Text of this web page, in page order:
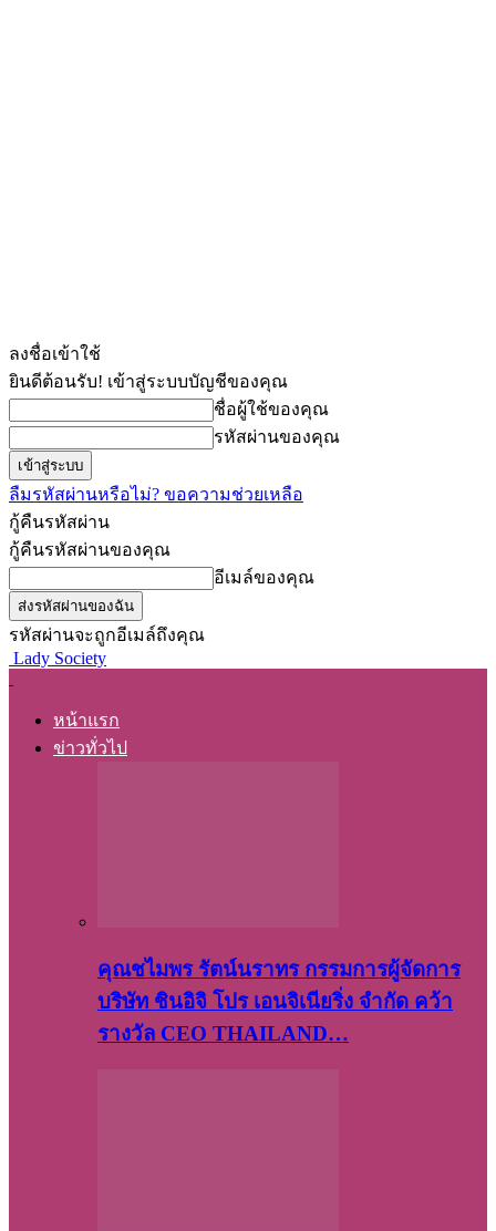
ลงชื่อเข้าใช้
ยินดีต้อนรับ! เข้าสู่ระบบบัญชีของคุณ
ชื่อผู้ใช้ของคุณ
รหัสผ่านของคุณ
ลืมรหัสผ่านหรือไม่? ขอความช่วยเหลือ
กู้คืนรหัสผ่าน
กู้คืนรหัสผ่านของคุณ
อีเมล์ของคุณ
รหัสผ่านจะถูกอีเมล์ถึงคุณ
Lady Society
หน้าแรก
ข่าวทั่วไป
คุณชไมพร​ รัตน์​นรา​ทร​ กรรมการ​ผู้จัดการ
บริษัท​ ชินอิจิ​ โปร​ เอน​จิเนีย​ริ่ง​ จำกัด คว้า
รางวัล CEO THAILAND…